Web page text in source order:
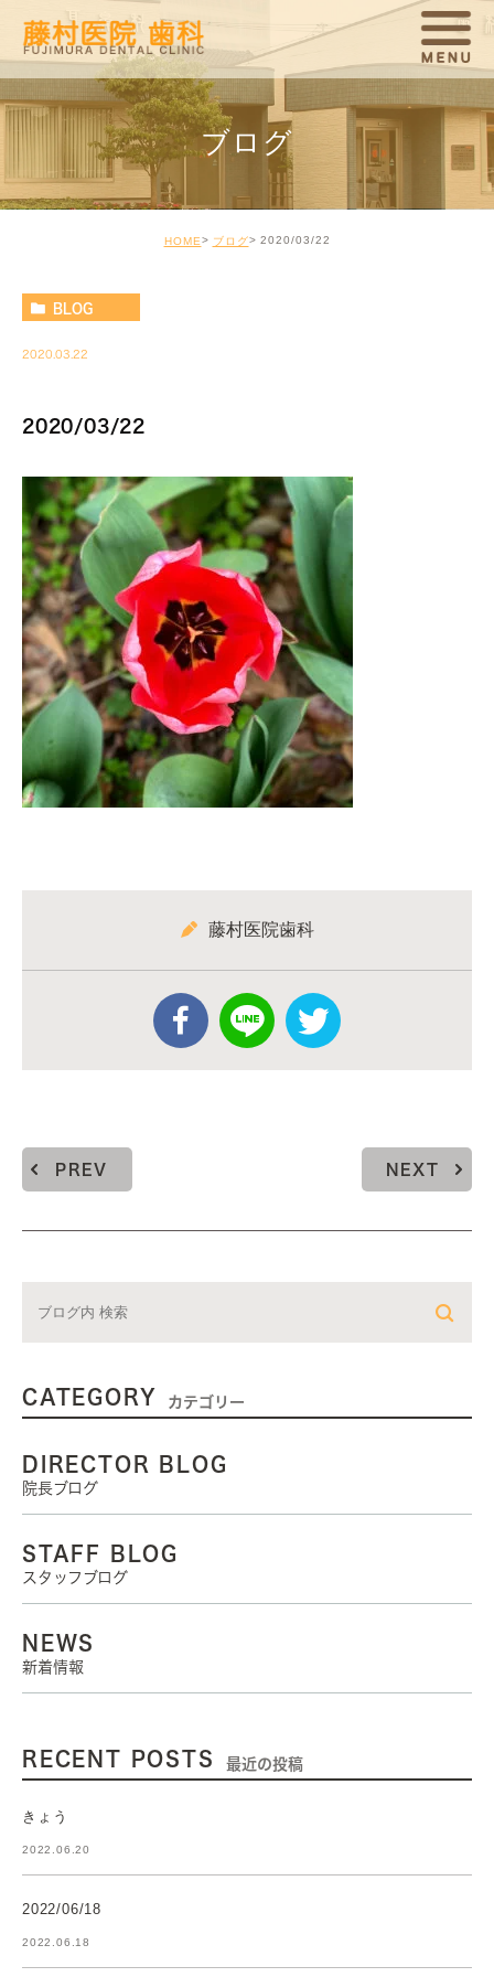
ブログ
HOME ブログ 2020/03/22
BLOG
2020.03.22
2020/03/22
藤村医院歯科
PREV NEXT
CATEGORY カテゴリー
DIRECTOR BLOG
院長ブログ
STAFF BLOG
スタッフブログ
NEWS
新着情報
RECENT POSTS 最近の投稿
きょう
2022.06.20
2022/06/18
2022.06.18